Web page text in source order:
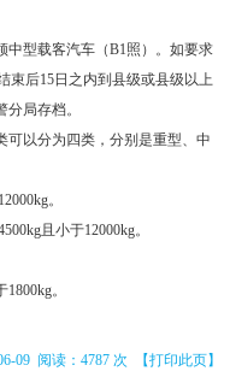
型载客汽车（B1照）。如要求
束后15日之内到县级或县级以上
局存档。
以分为四类，分别是重型、中
。
且小于12000kg。
。
09 阅读：4787 次 【打印此页】